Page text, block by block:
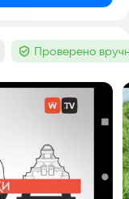
Тег :Проверено